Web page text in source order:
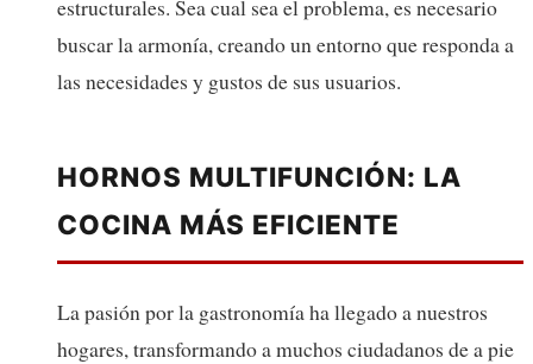
estructurales. Sea cual sea el problema, es necesario
buscar la armonía, creando un entorno que responda a
las necesidades y gustos de sus usuarios.
HORNOS MULTIFUNCIÓN: LA
COCINA MÁS EFICIENTE
La pasión por la gastronomía ha llegado a nuestros
hogares, transformando a muchos ciudadanos de a pie